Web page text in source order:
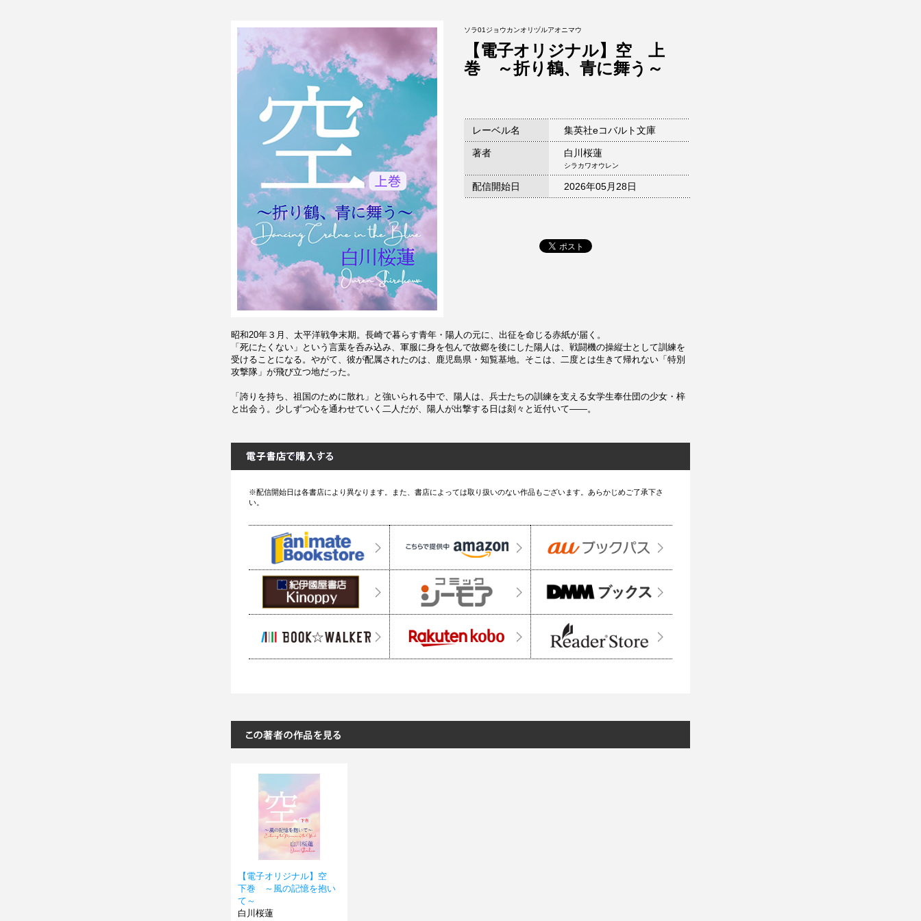
ソラ01ジョウカンオリヅルアオニマウ
【電子オリジナル】空 上
巻 ～折り鶴、青に舞う～
レーベル名 集英社eコバルト文庫
著者 白川桜蓮
シラカワオウレン
配信開始日 2026年05月28日
昭和20年３月、太平洋戦争末期。長崎で暮らす青年・陽人の元に、出征を命じる赤紙が届く。
「死にたくない」という言葉を呑み込み、軍服に身を包んで故郷を後にした陽人は、戦闘機の操縦士として訓練を
受けることになる。やがて、彼が配属されたのは、鹿児島県・知覧基地。そこは、二度とは生きて帰れない「特別
攻撃隊」が飛び立つ地だった。
「誇りを持ち、祖国のために散れ」と強いられる中で、陽人は、兵士たちの訓練を支える女学生奉仕団の少女・梓
と出会う。少しずつ心を通わせていく二人だが、陽人が出撃する日は刻々と近付いて――。
※配信開始日は各書店により異なります。また、書店によっては取り扱いのない作品もございます。あらかじめご了承下さ
い。
【電子オリジナル】空
下巻 ～風の記憶を抱い
て～
白川桜蓮